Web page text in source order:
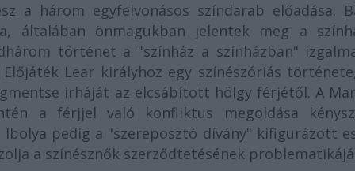
a három egyfelvonásos színdarab előadása.
általában önmagukban jelentek meg a
történet a "színház a színházban"
Lear királyhoz egy színészóriás
irháját az elcsábított hölgy férjétől. A
a férjjel való konfliktus megoldása
pedig a "szereposztó dívány" kifigurázott
a színésznők szerződtetésének